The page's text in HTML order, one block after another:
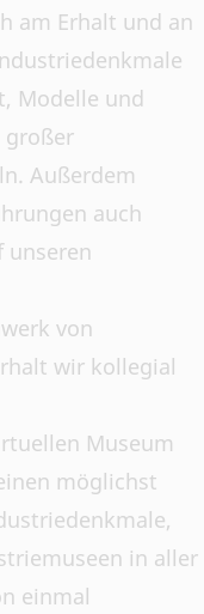
am Erhalt und an
Modelle und
großer
Außerdem
auch
unseren
von
wir kollegial
Museum
möglichst
in aller
einmal